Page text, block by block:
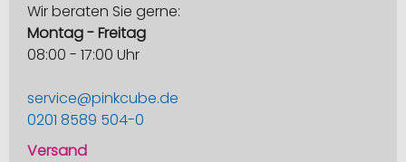
Wir beraten Sie gerne:
Montag - Freitag
08:00 - 17:00 Uhr
service@pinkcube.de
0201 8589 504-0
Versand